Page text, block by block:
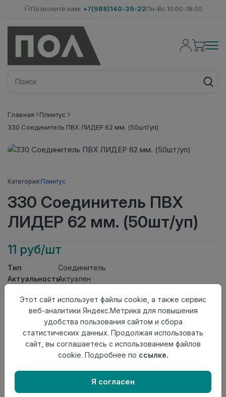
Позвоните нам: +7(988)140-39-22Пн-Вс 10:00-18:00
Главная
Плинтус
330 Соединитель ПВХ ЛИДЕР 62 мм. (50шт/уп)
Категория:Плинтус
330 Соединитель ПВХ
ЛИДЕР 62 мм. (50шт/уп)
11 руб/шт
Тип
Соединитель
АктуальностьАктуален
Осталось102 шт
Добавить в корзину
Внимание! Внешний вид товара может отличаться от
представленного на настоящем сайте. Проверяйте
в момент приобретения товара.
Этот сайт использует файлы cookie, а также сервис
веб-аналитики Яндекс.Метрика для повышения
удобства пользования сайтом и сбора
статистических данных. Продолжая использовать
сайт, вы соглашаетесь с использованием файлов
cookie. Подробнее по ссылке.
Я согласен